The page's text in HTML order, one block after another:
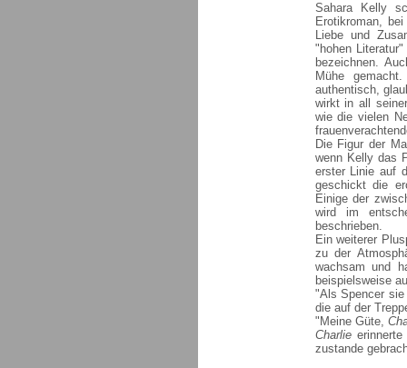
Sahara Kelly
Erotikroman,
Liebe und
"hohen
bezeichnen.
Mühe
authentisch,
wirkt in all
wie die vielen
Die Figur der
wenn Kelly das
erster Linie auf
geschickt die
Einige der
wird im
beschrieben.
Ein weiterer
zu der
wachsam und
beispielsweise
"Als Spencer
die auf der
"Meine Güte,
Charlieerinnerte
zustande